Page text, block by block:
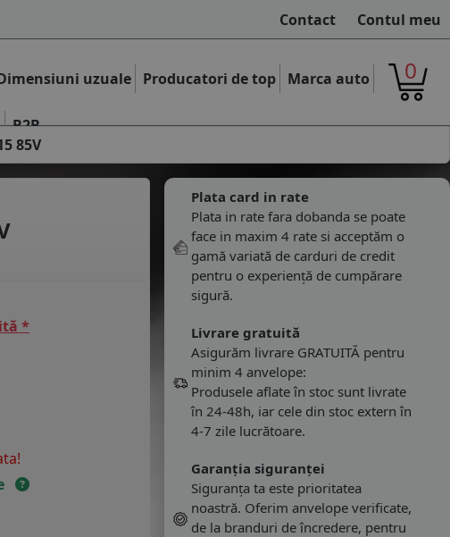
Contact Contul meu
uzuale Producatori de top Marca auto
B2B
0
85V
*
Plata card in rate
Plata in rate fara dobanda se poate
face in maxim 4 rate si acceptăm o
gamă variată de carduri de credit
pentru o experiență de cumpărare
sigură.
Livrare gratuită
Asigurăm livrare GRATUITĂ pentru
minim 4 anvelope:
Produsele aflate în stoc sunt livrate
în 24-48h, iar cele din stoc extern în
4-7 zile lucrătoare.
Garanția siguranței
Siguranța ta este prioritatea
noastră. Oferim anvelope verificate,
de la branduri de încredere, pentru